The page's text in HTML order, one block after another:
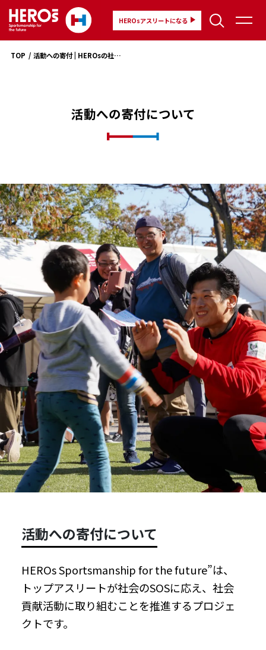
HEROsアスリートになる
TOP 活動への寄付 | HEROsの社会貢献活動を支える
活動への寄付について
活動への寄付について
HEROs Sportsmanship for the future”は、
トップアスリートが社会のSOSに応え、社会
貢献活動に取り組むことを推進するプロジェ
クトです。